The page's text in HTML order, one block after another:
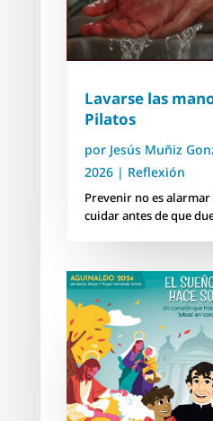
Lavarse las
Pilatos
por Jesús Muñiz
2026| Reflexión
Prevenir no es
cuidar antes de que